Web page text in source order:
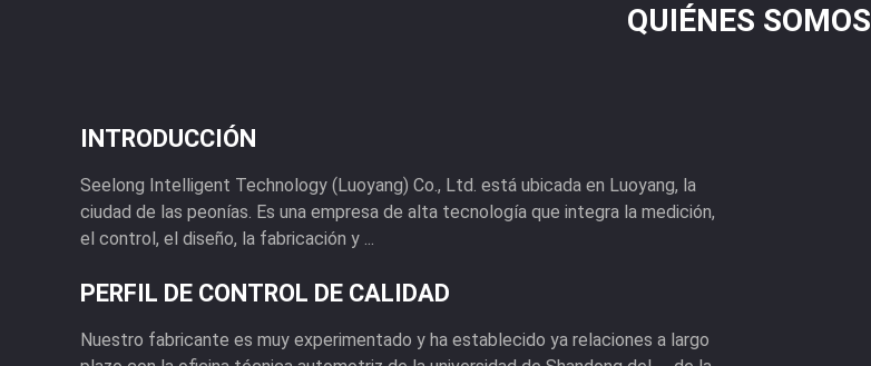
QUIÉNES SOMOS
INTRODUCCIÓN
Seelong Intelligent Technology (Luoyang) Co., Ltd. está ubicada en Luoyang, la
ciudad de las peonías. Es una empresa de alta tecnología que integra la medición,
el control, el diseño, la fabricación y ...
PERFIL DE CONTROL DE CALIDAD
Nuestro fabricante es muy experimentado y ha establecido ya relaciones a largo